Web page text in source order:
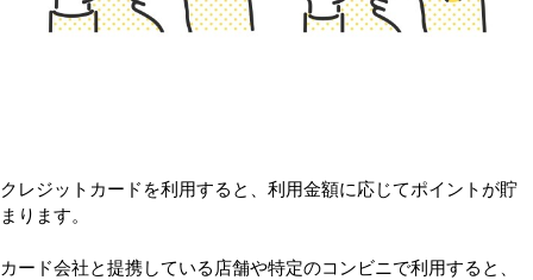
クレジットカードを利用すると、利用金額に応じてポイントが貯
まります。
カード会社と提携している店舗や特定のコンビニで利用すると、